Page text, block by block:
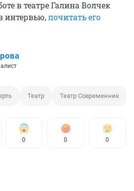
в театре Галина Волчек
интервью,почитать его
Театр Театр Современник
0 0 0